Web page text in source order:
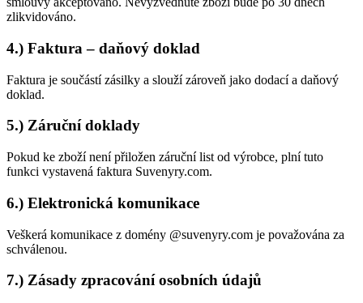
zlikvidováno.
4.) Faktura – daňový doklad
Faktura je součástí zásilky a slouží zároveň jako dodací a daňový
doklad.
5.) Záruční doklady
Pokud ke zboží není přiložen záruční list od výrobce, plní tuto
funkci vystavená faktura Suvenyry.com.
6.) Elektronická komunikace
Veškerá komunikace z domény @suvenyry.com je považována za
schválenou.
7.) Zásady zpracování osobních údajů